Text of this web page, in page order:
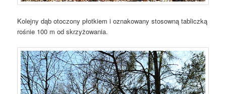
Kolejny dąb otoczony płotkiem i oznakowany stosowną tabliczką
rośnie 100 m od skrzyżowania.